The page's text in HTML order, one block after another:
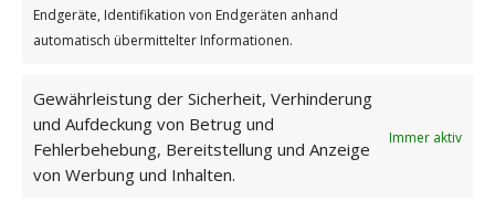
Endgeräte, Identifikation von Endgeräten anhand
automatisch übermittelter Informationen.
Gewährleistung der Sicherheit, Verhinderung
und Aufdeckung von Betrug und
Fehlerbehebung, Bereitstellung und Anzeige
von Werbung und Inhalten.
Immer aktiv
Datenschutzerklärung
Unsere Cookie-Richtlinie (EU)